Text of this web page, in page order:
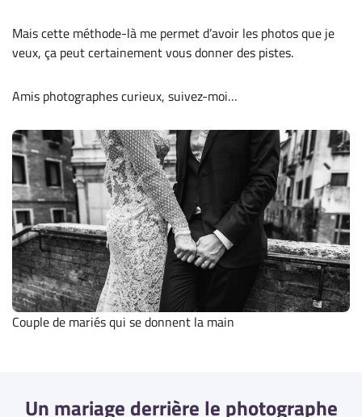
Mais cette méthode-là me permet d’avoir les photos que je
veux, ça peut certainement vous donner des pistes.
Amis photographes curieux, suivez-moi…
Couple de mariés qui se donnent la main
Un mariage derrière le photographe